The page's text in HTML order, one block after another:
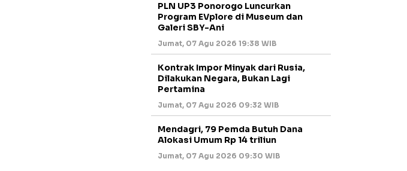
PLN UP3 Ponorogo Luncurkan
Program EVplore di Museum dan
Galeri SBY-Ani
Jumat, 07 Agu 2026 19:38 WIB
Kontrak Impor Minyak dari Rusia,
Dilakukan Negara, Bukan Lagi
Pertamina
Jumat, 07 Agu 2026 09:32 WIB
Mendagri, 79 Pemda Butuh Dana
Alokasi Umum Rp 14 triliun
Jumat, 07 Agu 2026 09:30 WIB